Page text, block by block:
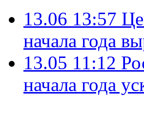
13.06 13:57
начала года
13.05 11:12
начала года